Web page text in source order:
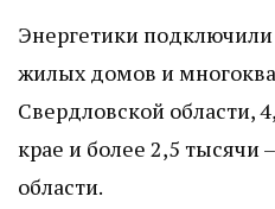
Энергетики
жилых домов и
Свердловской области,
крае и более 2,5 тысячи
области.